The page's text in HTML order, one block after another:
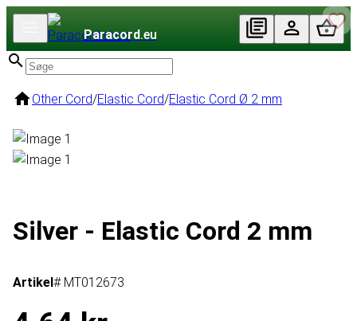
Paracord.eu
Other Cord/Elastic Cord/Elastic Cord Ø 2 mm
Silver - Elastic Cord 2 mm
Artikel# MT012673